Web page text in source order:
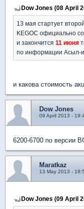
Dow Jones (08 April
13 мая стартует
KEGOC официально
и закончится 11 июня
по информации Асыл-
и какова стоимость
Dow Jones
09 April 2013 -
6200-6700 по версии
Maratkaz
13 May 2013 -
Dow Jones (09 April